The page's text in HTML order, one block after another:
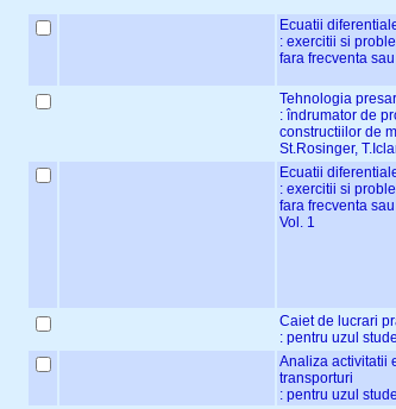
Ecuatii
: exercitii si
fara frecventa
Tehnologia
: îndrumator de
constructiilor de
St.Rosinger,
Ecuatii
: exercitii si
fara frecventa
Vol. 1
Caiet de lucrari
: pentru uzul
Analiza activitatii
transporturi
: pentru uzul